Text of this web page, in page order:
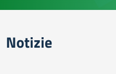
Notizie